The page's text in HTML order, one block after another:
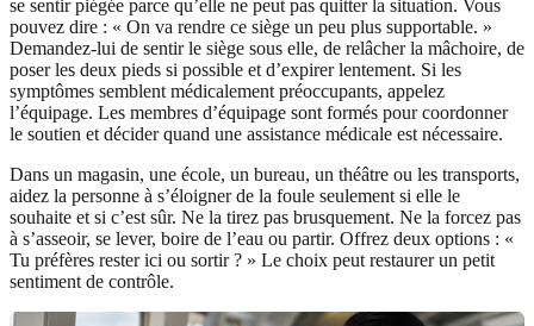
se sentir piégée parce qu’elle ne peut pas quitter la situation. Vous
pouvez dire : « On va rendre ce siège un peu plus supportable. »
Demandez-lui de sentir le siège sous elle, de relâcher la mâchoire, de
poser les deux pieds si possible et d’expirer lentement. Si les
symptômes semblent médicalement préoccupants, appelez
l’équipage. Les membres d’équipage sont formés pour coordonner
le soutien et décider quand une assistance médicale est nécessaire.
Dans un magasin, une école, un bureau, un théâtre ou les transports,
aidez la personne à s’éloigner de la foule seulement si elle le
souhaite et si c’est sûr. Ne la tirez pas brusquement. Ne la forcez pas
à s’asseoir, se lever, boire de l’eau ou partir. Offrez deux options : «
Tu préfères rester ici ou sortir ? » Le choix peut restaurer un petit
sentiment de contrôle.